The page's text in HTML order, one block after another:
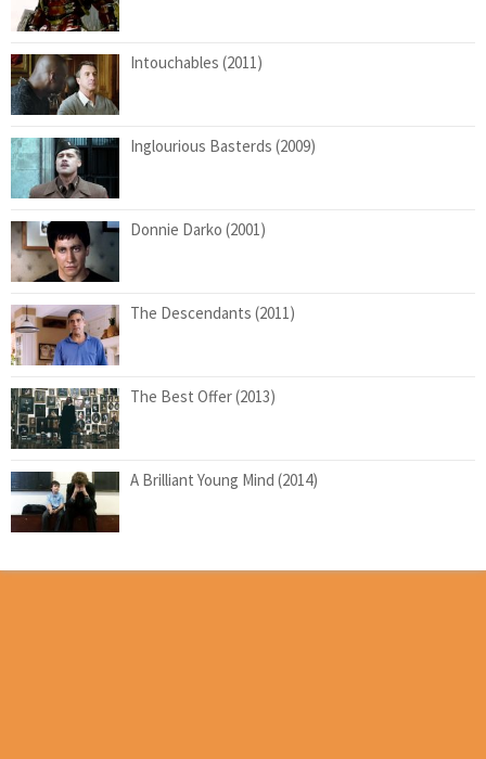
Intouchables (2011)
Inglourious Basterds (2009)
Donnie Darko (2001)
The Descendants (2011)
The Best Offer (2013)
A Brilliant Young Mind (2014)